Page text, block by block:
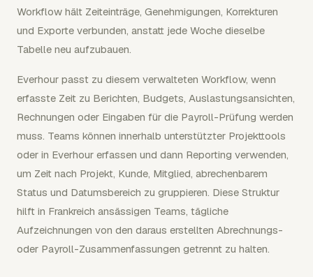
Workflow hält Zeiteinträge, Genehmigungen, Korrekturen
und Exporte verbunden, anstatt jede Woche dieselbe
Tabelle neu aufzubauen.
Everhour passt zu diesem verwalteten Workflow, wenn
erfasste Zeit zu Berichten, Budgets, Auslastungsansichten,
Rechnungen oder Eingaben für die Payroll-Prüfung werden
muss. Teams können innerhalb unterstützter Projekttools
oder in Everhour erfassen und dann Reporting verwenden,
um Zeit nach Projekt, Kunde, Mitglied, abrechenbarem
Status und Datumsbereich zu gruppieren. Diese Struktur
hilft in Frankreich ansässigen Teams, tägliche
Aufzeichnungen von den daraus erstellten Abrechnungs-
oder Payroll-Zusammenfassungen getrennt zu halten.